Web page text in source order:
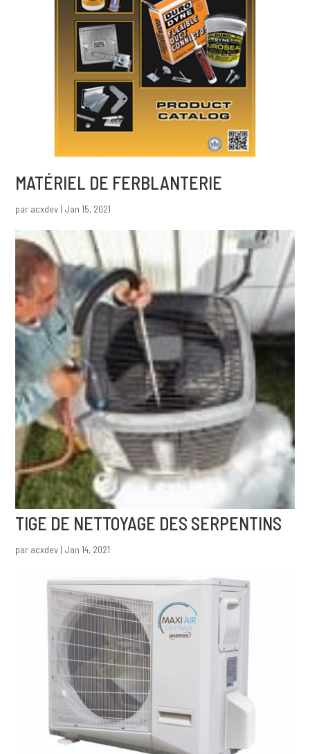
MATÉRIEL DE FERBLANTERIE
par acxdev | Jan 15, 2021
TIGE DE NETTOYAGE DES SERPENTINS
par acxdev | Jan 14, 2021